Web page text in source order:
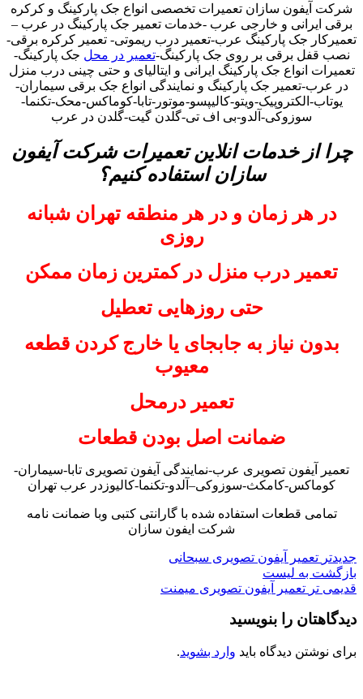
شرکت آیفون سازان تعمیرات تخصصی انواع جک پارکینگ و کرکره
برقی ایرانی و خارجی عرب -خدمات تعمیر جک پارکینگ در عرب –
تعمیرکار جک پارکینگ عرب-تعمیر درب ریموتی- تعمیر کرکره برقی-
نصب قفل برقی بر روی جک پارکینگ-تعمیر در محل جک پارکینگ-
تعمیرات انواع جک پارکینگ ایرانی و ایتالیای و حتی چینی درب منزل
در عرب-تعمیر جک پارکینگ و نمایندگی انواع جک برقی سیماران-
یوتاب-الکتروپیک-ویتو-کالیپسو-موتور-تابا-کوماکس-محک-تکنما-
سوزوکی-آلدو-بی اف تی-گلدن گیت-گلدن در عرب
چرا از خدمات انلاین تعمیرات شرکت آیفون
سازان استفاده کنیم؟
در هر زمان و در هر منطقه تهران شبانه
روزی
تعمیر درب منزل در کمترین زمان ممکن
حتی روزهایی تعطیل
بدون نیاز به جابجای یا خارج کردن قطعه
معیوب
تعمیر درمحل
ضمانت اصل بودن قطعات
تعمیر آیفون تصویری عرب-نمایندگی آیفون تصویری تابا-سیماران-
کوماکس-کامکث-سوزوکی–آلدو-تکنما-کالیوزدر عرب تهران
تمامی قطعات استفاده شده با گارانتی کتبی وبا ضمانت نامه
شرکت ایفون سازان
جدیدتر تعمیر آیفون تصویری سبحانی
بازگشت به لیست
قدیمی تر تعمیر آیفون تصویری میمنت
دیدگاهتان را بنویسید
برای نوشتن دیدگاه باید وارد بشوید.